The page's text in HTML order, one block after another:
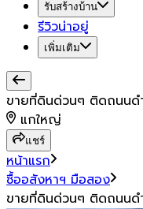
รับสร้างบ้าน
รีวิวน่าอยู่
เพิ่มเติม
ขายที่ดินด่วนๆ ติดถนนด
แกใหญ่
แชร์
หน้าแรก
ซื้ออสังหาฯ มือสอง
ขายที่ดินด่วนๆ ติดถนนด